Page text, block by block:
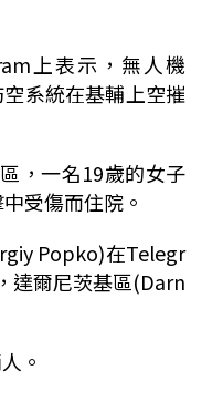
上表示，無人機
空系統在基輔上空摧
，一名19歲的女子
受傷而住院。
Popko)在Telegr
達爾尼茨基區(Darn
。